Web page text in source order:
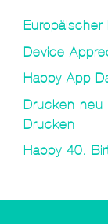
Device
Happy App
Drucken neu
Drucken
Happy 40.